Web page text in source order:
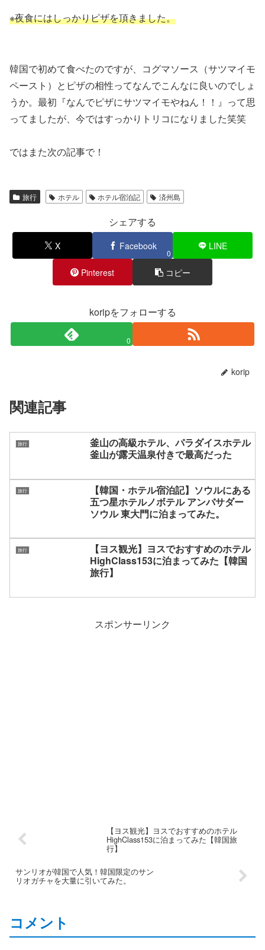
※夜食にはしっかりピザを頂きました。
韓国で初めて食べたのですが、コグマソース（サツマイモ
ペースト）とピザの相性ってなんでこんなに良いのでしょ
うか。最初『なんでピザにサツマイモやねん！！』って思
ってましたが、今ではすっかりトリコになりました笑笑
ではまた次の記事で！
旅行 ホテル ホテル宿泊記 済州島
シェアする
X Facebook
0
LINE
Pinterest コピー
koripをフォローする
0
korip
関連記事
旅行
釜山の高級ホテル、パラダイスホテル
釜山が露天温泉付きで最高だった
旅行
【韓国・ホテル宿泊記】ソウルにある
五つ星ホテルノボテル アンバサダー
ソウル 東大門に泊まってみた。
旅行
【ヨス観光】ヨスでおすすめのホテル
HighClass153に泊まってみた【韓国
旅行】
スポンサーリンク
【ヨス観光】ヨスでおすすめのホテル
HighClass153に泊まってみた【韓国旅
行】
サンリオが韓国で人気！韓国限定のサン
リオガチャを大量に引いてみた。
コメント